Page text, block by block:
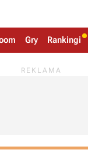
Gry Rankingi